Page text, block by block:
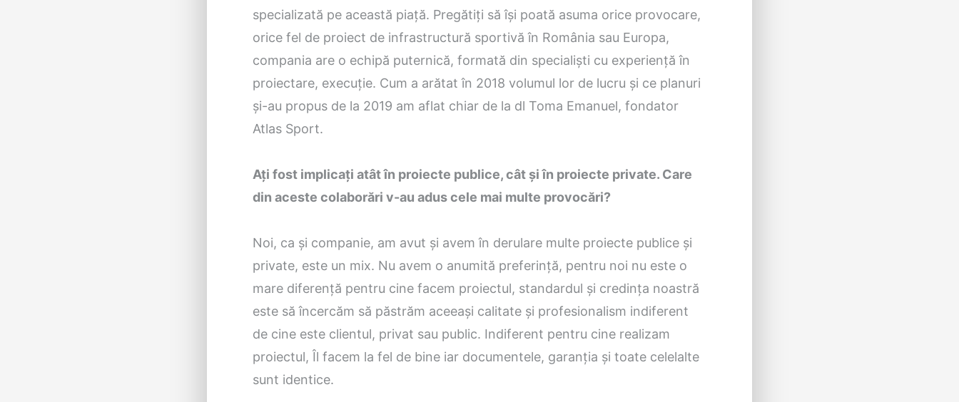
specializată pe această piață. Pregătiți să își poată asuma orice provocare,
orice fel de proiect de infrastructură sportivă în România sau Europa,
compania are o echipă puternică, formată din specialiști cu experiență în
proiectare, execuție. Cum a arătat în 2018 volumul lor de lucru și ce planuri
și-au propus de la 2019 am aflat chiar de la dl Toma Emanuel, fondator
Atlas Sport.
Ați fost implicați atât în proiecte publice, cât și în proiecte private. Care
din aceste colaborări v-au adus cele mai multe provocări?
Noi, ca și companie, am avut și avem în derulare multe proiecte publice și
private, este un mix. Nu avem o anumită preferință, pentru noi nu este o
mare diferență pentru cine facem proiectul, standardul și credința noastră
este să încercăm să păstrăm aceeași calitate și profesionalism indiferent
de cine este clientul, privat sau public. Indiferent pentru cine realizam
proiectul, Îl facem la fel de bine iar documentele, garanția și toate celelalte
sunt identice.